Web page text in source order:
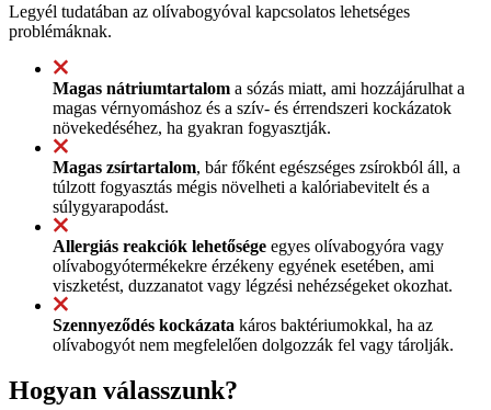
Legyél tudatában az olívabogyóval kapcsolatos lehetséges
problémáknak.
Magas nátriumtartalom a sózás miatt, ami hozzájárulhat a
magas vérnyomáshoz és a szív- és érrendszeri kockázatok
növekedéséhez, ha gyakran fogyasztják.
Magas zsírtartalom, bár főként egészséges zsírokból áll, a
túlzott fogyasztás mégis növelheti a kalóriabevitelt és a
súlygyarapodást.
Allergiás reakciók lehetősége egyes olívabogyóra vagy
olívabogyótermékekre érzékeny egyének esetében, ami
viszketést, duzzanatot vagy légzési nehézségeket okozhat.
Szennyeződés kockázata káros baktériumokkal, ha az
olívabogyót nem megfelelően dolgozzák fel vagy tárolják.
Hogyan válasszunk?